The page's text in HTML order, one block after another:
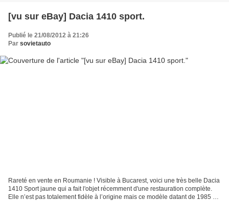
[vu sur eBay] Dacia 1410 sport.
Publié le 21/08/2012 à 21:26
Par sovietauto
Rareté en vente en Roumanie ! Visible à Bucarest, voici une très belle Dacia
1410 Sport jaune qui a fait l'objet récemment d'une restauration complète.
Elle n’est pas totalement fidèle à l’origine mais ce modèle datant de 1985 et